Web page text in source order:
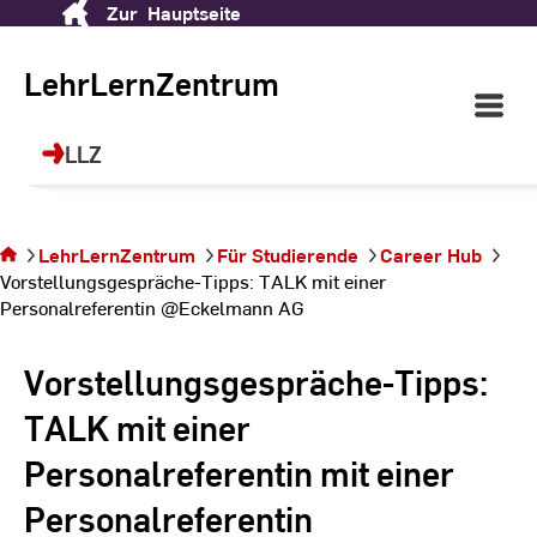
Content
Zur Hauptseite
LehrLernZentrum
LLZ
Open
Main
LehrLernZentrum (LLZ)
und berufliche Weiterbildung!
der Seite
Vorstellungsgespräche-
Tipps: TALK mit einer
Personalreferentin
LehrLernZentrum Für Studierende
Career Hub
Vorstellungsgespräche-Tipps: TALK mit einer
Personalreferentin @Eckelmann AG
Vorstellungsgespräche-Tipps:
TALK mit einer
Personalreferentin mit einer
Personalreferentin